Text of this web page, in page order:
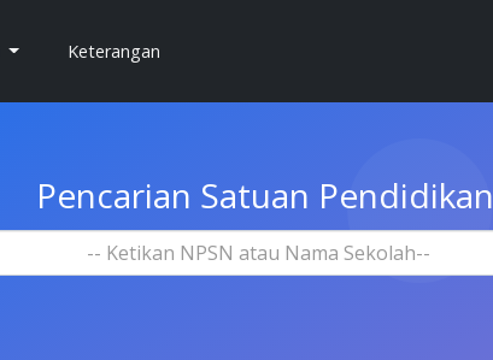
Keterangan
Pencarian Satuan Pendidikan
-- Ketikan NPSN atau Nama Sekolah--